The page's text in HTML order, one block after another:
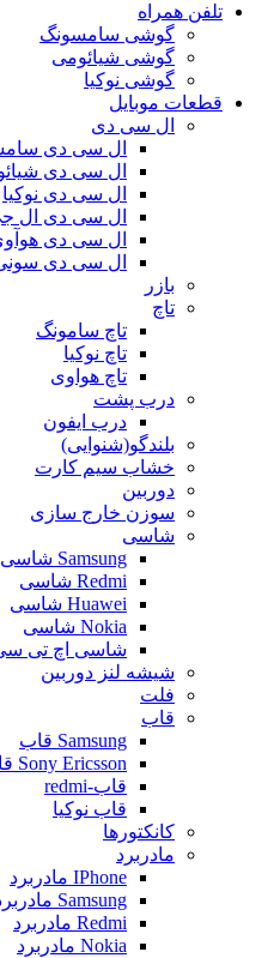
تلفن همراه
گوشی سامسونگ
گوشی شیائومی
گوشی نوکیا
قطعات موبایل
ال سی دی
ال سی دی
ال سی دی
ال سی دی نوکیا
ال سی دی ال
ال سی دی
ال سی دی
بازر
تاچ
تاچ سامونگ
تاچ نوکیا
تاچ هواوی
درب پشت
درب ایفون
بلندگو(شنوایی)
خشاب سیم کارت
دوربین
سوزن خارج سازی
شاسی
Samsung شاسی
Redmi شاسی
Huawei شاسی
Nokia شاسی
شاسی اچ تی
شیشه لنز دوربین
فلت
قاب
Samsung قاب
Sony Ericsson قاب
قاب-redmi
قاب نوکیا
کانکتورها
مادربرد
IPhone مادربرد
Samsung مادربرد
Redmi مادربرد
Nokia مادربرد